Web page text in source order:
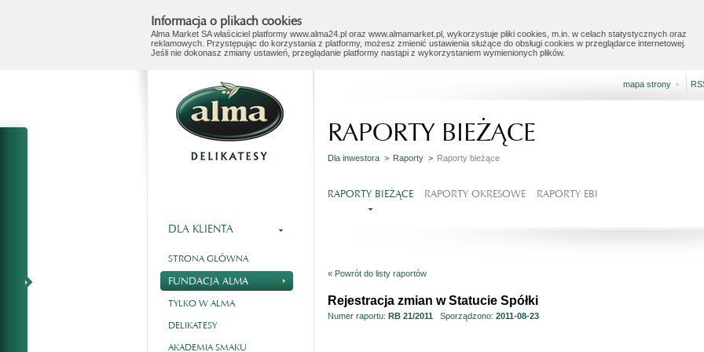
Informacja o plikach cookies
Alma Market SA właściciel platformy www.alma24.pl oraz www.almamarket.pl, wykorzystuje pliki cookies, m.in. w celach statystycznych oraz
reklamowych. Przystępując do korzystania z platformy, możesz zmienić ustawienia służące do obsługi cookies w przeglądarce internetowej.
Jeśli nie dokonasz zmiany ustawień, przeglądanie platformy nastąpi z wykorzystaniem wymienionych plików.
DLA KLIENTA
STRONA GŁÓWNA
FUNDACJA ALMA
TYLKO W ALMA
DELIKATESY
AKADEMIA SMAKU
mapa strony
RAPORTY BIEŻĄCE
Dla inwestora > Raporty > Raporty bieżące
RAPORTY BIEŻĄCE RAPORTY OKRESOWE RAPORTY EBI
« Powrót do listy raportów
Rejestracja zmian w Statucie Spółki
Numer raportu: RB 21/2011Sporządzono: 2011-08-23